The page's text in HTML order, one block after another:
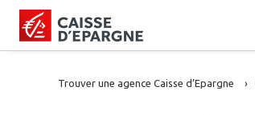
Trouver une agence Caisse d’Epargne